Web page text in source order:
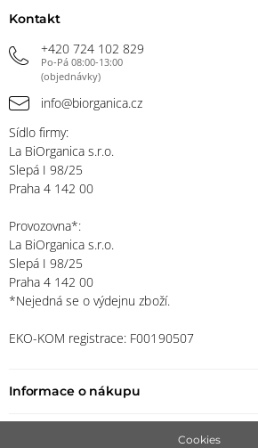
Kontakt
+420 724 102 829
Po-Pá 08:00-13:00
(objednávky)
info@biorganica.cz
Sídlo firmy:
La BiOrganica s.r.o.
Slepá I 98/25
Praha 4 142 00
Provozovna*:
La BiOrganica s.r.o.
Slepá I 98/25
Praha 4 142 00
*Nejedná se o výdejnu zboží.
EKO-KOM registrace: F00190507
Informace o nákupu
Cookies